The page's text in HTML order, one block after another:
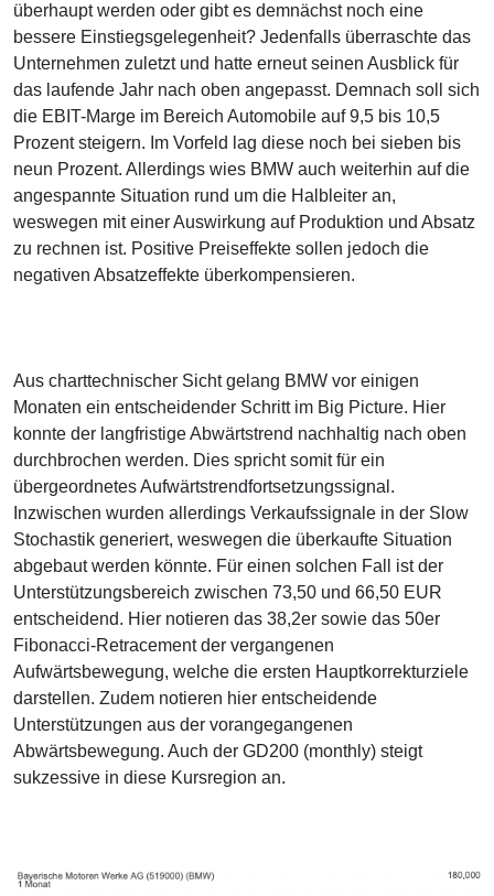
überhaupt werden oder gibt es demnächst noch eine
bessere Einstiegsgelegenheit? Jedenfalls überraschte das
Unternehmen zuletzt und hatte erneut seinen Ausblick für
das laufende Jahr nach oben angepasst. Demnach soll sich
die EBIT-Marge im Bereich Automobile auf 9,5 bis 10,5
Prozent steigern. Im Vorfeld lag diese noch bei sieben bis
neun Prozent. Allerdings wies BMW auch weiterhin auf die
angespannte Situation rund um die Halbleiter an,
weswegen mit einer Auswirkung auf Produktion und Absatz
zu rechnen ist. Positive Preiseffekte sollen jedoch die
negativen Absatzeffekte überkompensieren.
Aus charttechnischer Sicht gelang BMW vor einigen
Monaten ein entscheidender Schritt im Big Picture. Hier
konnte der langfristige Abwärtstrend nachhaltig nach oben
durchbrochen werden. Dies spricht somit für ein
übergeordnetes Aufwärtstrendfortsetzungssignal.
Inzwischen wurden allerdings Verkaufssignale in der Slow
Stochastik generiert, weswegen die überkaufte Situation
abgebaut werden könnte. Für einen solchen Fall ist der
Unterstützungsbereich zwischen 73,50 und 66,50 EUR
entscheidend. Hier notieren das 38,2er sowie das 50er
Fibonacci-Retracement der vergangenen
Aufwärtsbewegung, welche die ersten Hauptkorrekturziele
darstellen. Zudem notieren hier entscheidende
Unterstützungen aus der vorangegangenen
Abwärtsbewegung. Auch der GD200 (monthly) steigt
sukzessive in diese Kursregion an.